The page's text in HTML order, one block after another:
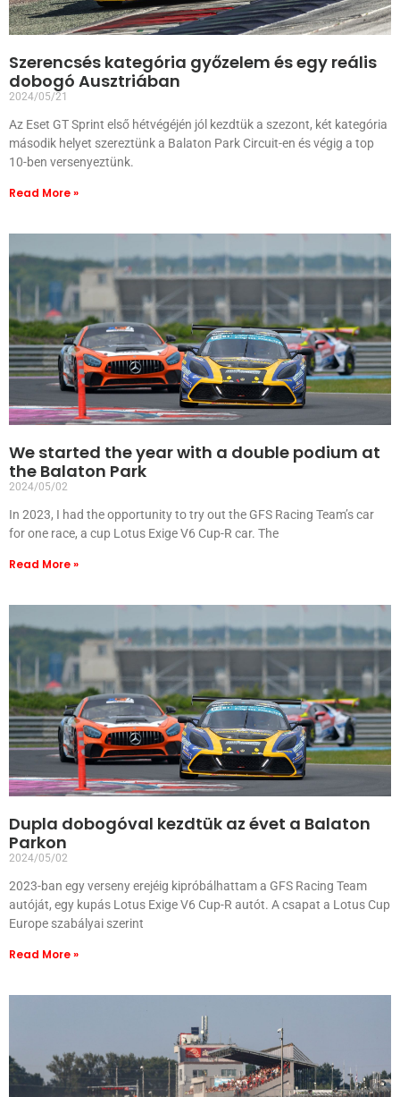
Szerencsés kategória győzelem és egy reális
dobogó Ausztriában
2024/05/21
Az Eset GT Sprint első hétvégéjén jól kezdtük a szezont, két kategória
második helyet szereztünk a Balaton Park Circuit-en és végig a top
10-ben versenyeztünk.
Read More »
We started the year with a double podium at
the Balaton Park
2024/05/02
In 2023, I had the opportunity to try out the GFS Racing Team’s car
for one race, a cup Lotus Exige V6 Cup-R car. The
Read More »
Dupla dobogóval kezdtük az évet a Balaton
Parkon
2024/05/02
2023-ban egy verseny erejéig kipróbálhattam a GFS Racing Team
autóját, egy kupás Lotus Exige V6 Cup-R autót. A csapat a Lotus Cup
Europe szabályai szerint
Read More »